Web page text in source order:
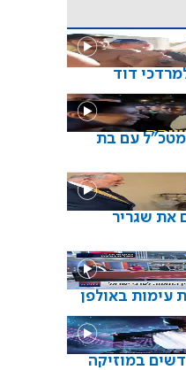
דוד
עם בת
את שגריר
עימות באולפן
במוזיקה